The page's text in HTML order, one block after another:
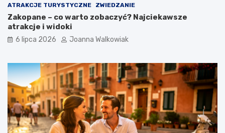
ATRAKCJE TURYSTYCZNE ZWIEDZANIE
Zakopane – co warto zobaczyć? Najciekawsze
atrakcje i widoki
6 lipca 2026 Joanna Walkowiak